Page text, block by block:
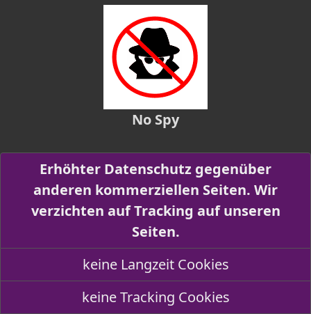
No Spy
Erhöhter Datenschutz gegenüber
anderen kommerziellen Seiten. Wir
verzichten auf Tracking auf unseren
Seiten.
keine Langzeit Cookies
keine Tracking Cookies